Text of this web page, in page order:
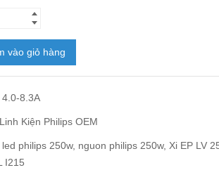
vào giỏ hàng
8.3A
Linh Kiện Philips OEM
philips 250w, nguon philips 250w, Xi EP LV
I215